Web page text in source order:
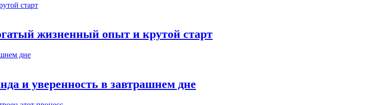
жизненный опыт и крутой старт
и уверенность в завтрашнем дне